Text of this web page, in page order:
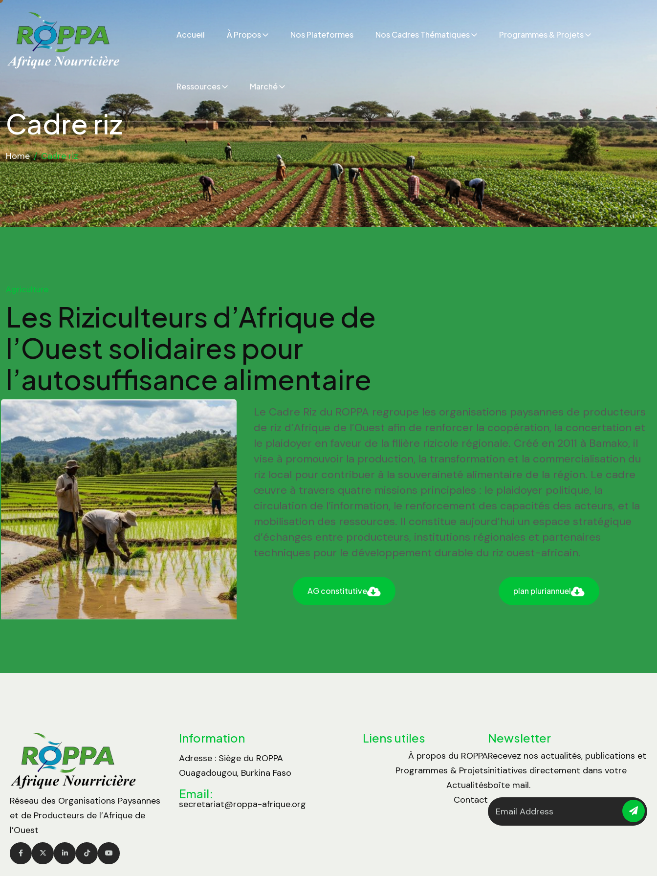
Accueil À Propos Nos Plateformes Nos Cadres Thématiques Programmes & Projets
Ressources Marché
Cadre riz
Home / Cadre riz
Agriculture
Les Riziculteurs d’Afrique de
l’Ouest solidaires pour
l’autosuffisance alimentaire
Le Cadre Riz du ROPPA regroupe les organisations paysannes de producteurs
de riz d’Afrique de l’Ouest afin de renforcer la coopération, la concertation et
le plaidoyer en faveur de la filière rizicole régionale. Créé en 2011 à Bamako, il
vise à promouvoir la production, la transformation et la commercialisation du
riz local pour contribuer à la souveraineté alimentaire de la région. Le cadre
œuvre à travers quatre missions principales : le plaidoyer politique, la
circulation de l’information, le renforcement des capacités des acteurs, et la
mobilisation des ressources. Il constitue aujourd’hui un espace stratégique
d’échanges entre producteurs, institutions régionales et partenaires
techniques pour le développement durable du riz ouest-africain.
AG constitutive plan pluriannuel
Réseau des Organisations Paysannes
et de Producteurs de l’Afrique de
l’Ouest
Information
Adresse : Siège du ROPPA
Ouagadougou, Burkina Faso
Email:
secretariat@roppa-afrique.org
Liens utiles
À propos du ROPPA
Programmes & Projets
Actualités
Contact
Newsletter
Recevez nos actualités, publications et
initiatives directement dans votre
boîte mail.